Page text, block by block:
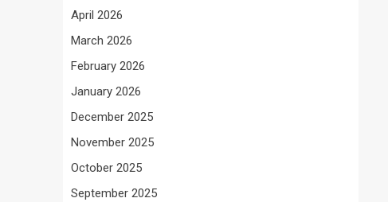
April 2026
March 2026
February 2026
January 2026
December 2025
November 2025
October 2025
September 2025